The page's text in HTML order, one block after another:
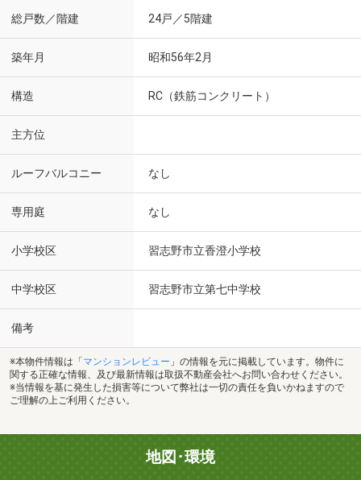
総戸数／階建 24戸／5階建
築年月 昭和56年2月
構造 RC（鉄筋コンクリート）
主方位
ルーフバルコニー なし
専用庭 なし
小学校区 習志野市立香澄小学校
中学校区 習志野市立第七中学校
備考
※本物件情報は「 マンションレビュー 」の情報を元に掲載しています。物件に
関する正確な情報、及び最新情報は取扱不動産会社へお問い合わせください。
※当情報を基に発生した損害等について弊社は一切の責任を負いかねますので
ご理解の上ご利用ください。
地図･環境